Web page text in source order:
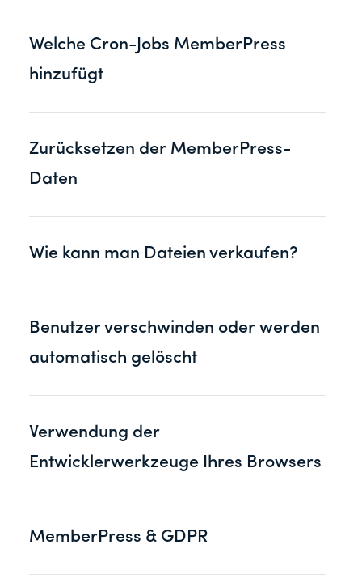
Welche Cron-Jobs MemberPress
hinzufügt
Zurücksetzen der MemberPress-
Daten
Wie kann man Dateien verkaufen?
Benutzer verschwinden oder werden
automatisch gelöscht
Verwendung der
Entwicklerwerkzeuge Ihres Browsers
MemberPress & GDPR